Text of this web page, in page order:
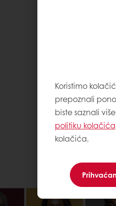
Koristimo
prepoznali
biste saznali
politiku kolačića
kolačića.